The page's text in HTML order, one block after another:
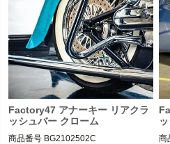
Factory47 アナーキー リアクラ
ッシュバー クローム
商品番号 BG2102502C 商